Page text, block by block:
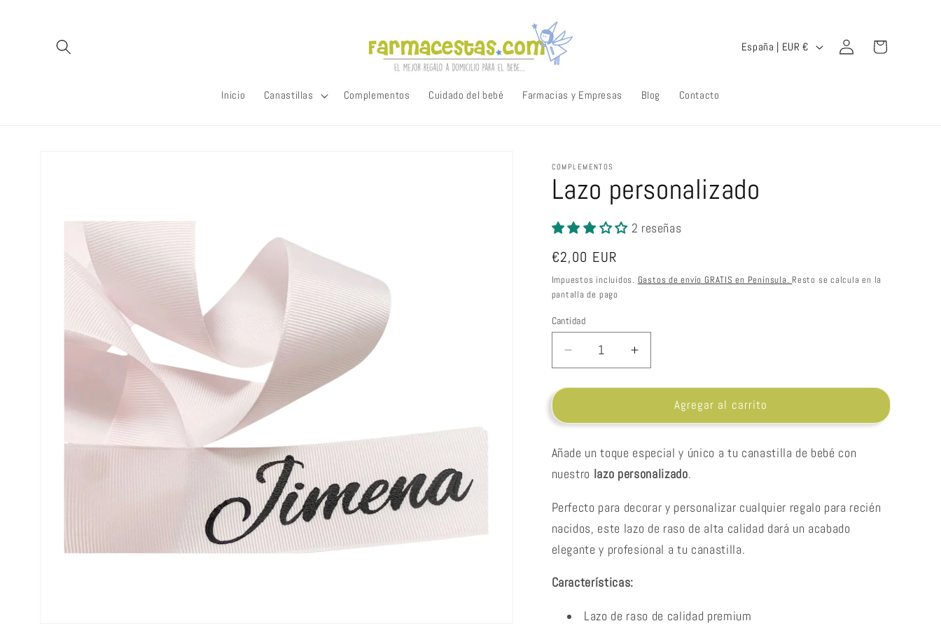
Inicio Canastillas Complementos Cuidado del bebé Farmacias y Empresas Blog Contacto
g
España | EUR €
Iniciar
sesión
Carrito
COMPLEMENTOS
Lazo personalizado
2 reseñas
Precio
habitual
€2,00 EUR
Impuestos incluidos. Gastos de envío GRATIS en Península. Resto se calcula en la
pantalla de pago
Cantidad
Cantidad
Reducir
cantidad
para
personalizado
Aumentar
cantidad
para
personalizado
Agregar al carrito
Añade un toque especial y único a tu canastilla de bebé con
nuestro lazo personalizado.
Perfecto para decorar y personalizar cualquier regalo para recién
nacidos, este lazo de raso de alta calidad dará un acabado
elegante y profesional a tu canastilla.
Características:
Lazo de raso de calidad premium